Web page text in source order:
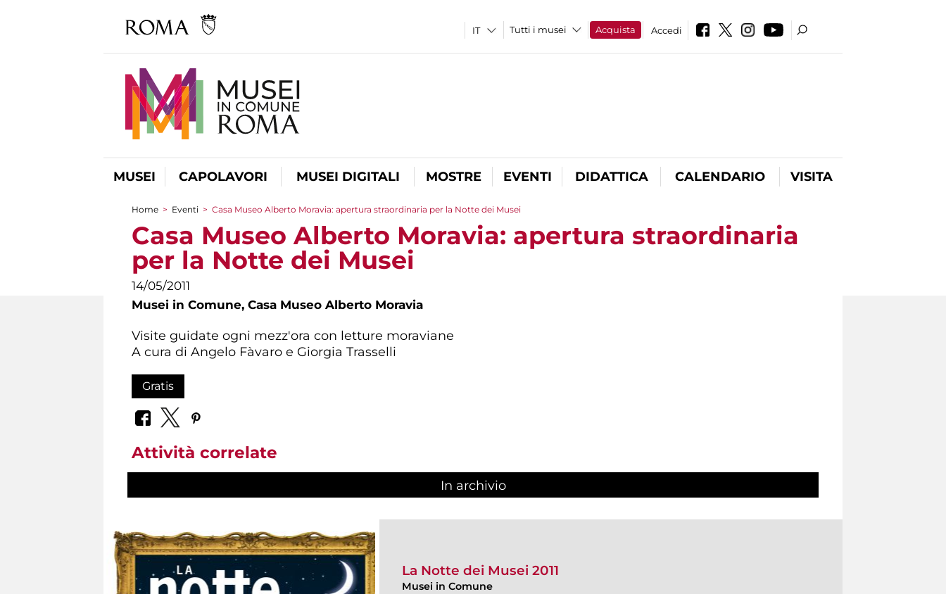
Tutti i musei Acquista Accedi
MUSEI CAPOLAVORI MUSEI DIGITALI MOSTRE EVENTI DIDATTICA CALENDARIO VISITA
Tu sei qui
Home > Eventi > Casa Museo Alberto Moravia: apertura straordinaria per la Notte dei Musei
Casa Museo Alberto Moravia: apertura straordinaria
per la Notte dei Musei
14/05/2011
Musei in Comune, Casa Museo Alberto Moravia
Visite guidate ogni mezz'ora con letture moraviane
A cura di Angelo Fàvaro e Giorgia Trasselli
Gratis
Attività correlate
In archivio
La Notte dei Musei 2011
Musei in Comune